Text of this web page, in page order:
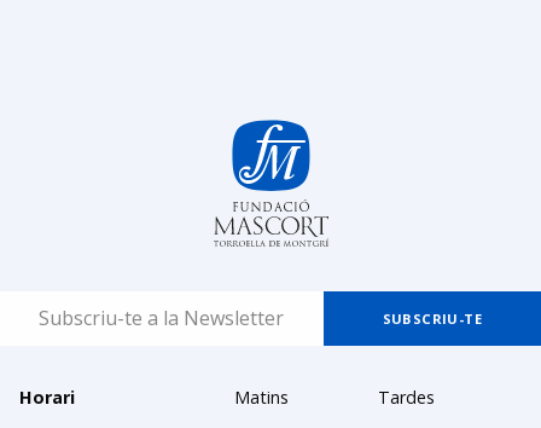
Horari Matins
Tardes